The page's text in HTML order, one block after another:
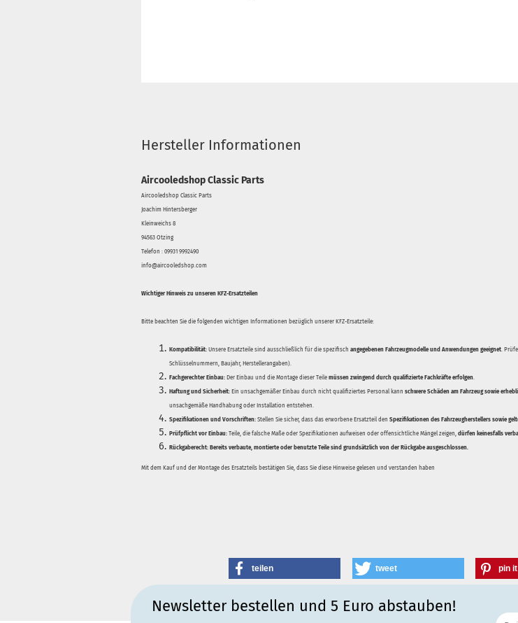
Hersteller Informationen
Aircooledshop Classic Parts
Aircooledshop Classic Parts
Joachim Hintersberger
Kleinweichs 8
94563 Otzing
Telefon : 09931 9992490
info@aircooledshop.com
Wichtiger Hinweis zu unseren KFZ-Ersatzteilen
Bitte beachten Sie die folgenden wichtigen Informationen bezüglich unserer KFZ-Ersatzteile:
Kompatibilität: Unsere Ersatzteile sind ausschließlich für die spezifisch angegebenen Fahrzeugmodelle und Anwendungen geeignet.
Schlüsselnummern, Baujahr, Herstellerangaben).
Fachgerechter Einbau: Der Einbau und die Montage dieser Teile müssen zwingend durch qualifizierte Fachkräfte erfolgen.
Haftung und Sicherheit: Ein unsachgemäßer Einbau durch nicht qualifiziertes Personal kann schwere Schäden am Fahrzeug sowie
unsachgemäße Handhabung oder Installation entstehen.
Spezifikationen und Vorschriften: Stellen Sie sicher, dass das erworbene Ersatzteil den Spezifikationen des Fahrzeugherstellers sowie
Prüfpflicht vor Einbau: Teile, die falsche Maße oder Spezifikationen aufweisen oder offensichtliche Mängel zeigen, dürfen keinesfalls
Rückgaberecht: Bereits verbaute, montierte oder benutzte Teile sind grundsätzlich von der Rückgabe ausgeschlossen.
Mit dem Kauf und der Montage des Ersatzteils bestätigen Sie, dass Sie diese Hinweise gelesen und verstanden haben
teilen tweet pin it
Newsletter bestellen und 5 Euro abstauben!